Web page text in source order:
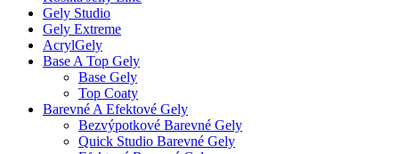
Gely Studio
Gely Extreme
AcrylGely
Base A Top Gely
Base Gely
Top Coaty
Barevné A Efektové Gely
Bezvýpotkové Barevné Gely
Quick Studio Barevné Gely